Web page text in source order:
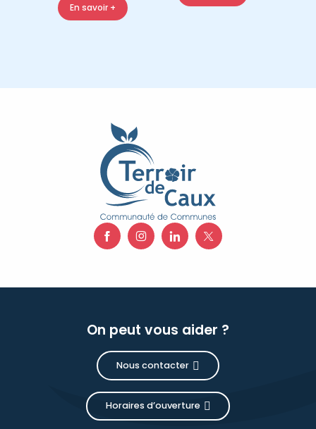
En savoir +
On peut vous aider ?
Nous contacter
Horaires d’ouverture